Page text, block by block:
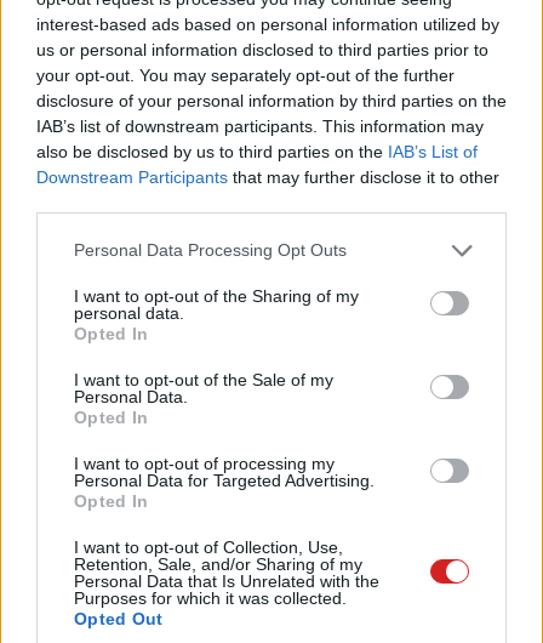
interest-based ads based on personal information utilized by
us or personal information disclosed to third parties prior to
your opt-out. You may separately opt-out of the further
disclosure of your personal information by third parties on the
IAB’s list of downstream participants. This information may
also be disclosed by us to third parties on the IAB’s List of
Downstream Participants that may further disclose it to other
Please note that this website/app uses one or more Google
not limited to your visit or usage behaviour. You may click to
grant or deny consent to Google and its third-party tags to
use your data for below specified purposes in below Google
consent section.
Personal Data Processing Opt Outs
I want to opt-out of the Sharing of my
personal data.
Opted In
I want to opt-out of the Sale of my
Personal Data.
Opted In
I want to opt-out of processing my
Personal Data for Targeted Advertising.
Opted In
I want to opt-out of Collection, Use,
Retention, Sale, and/or Sharing of my
Personal Data that Is Unrelated with the
Purposes for which it was collected.
Opted Out
Készüléktől függően a cég fél évig havi 3 / 6
ezer forintot ír jóvá az ügyfeleknek.
fronton kibabrálna a rivális szolgáltatókkal, ugyanis a
karácsonykor megszokott – ám egyelőre nem
részletezett – előfizetéses akciók mellett a
ajánlatokkal kedveskedik a vállalat.
A november 18-tól az év végéig tartó akció keretében az
ügyfelek hétféle belépőkategóriás okostelefon közül
válogathatnak, amelyeket a havi 1 GB adatforgalmat